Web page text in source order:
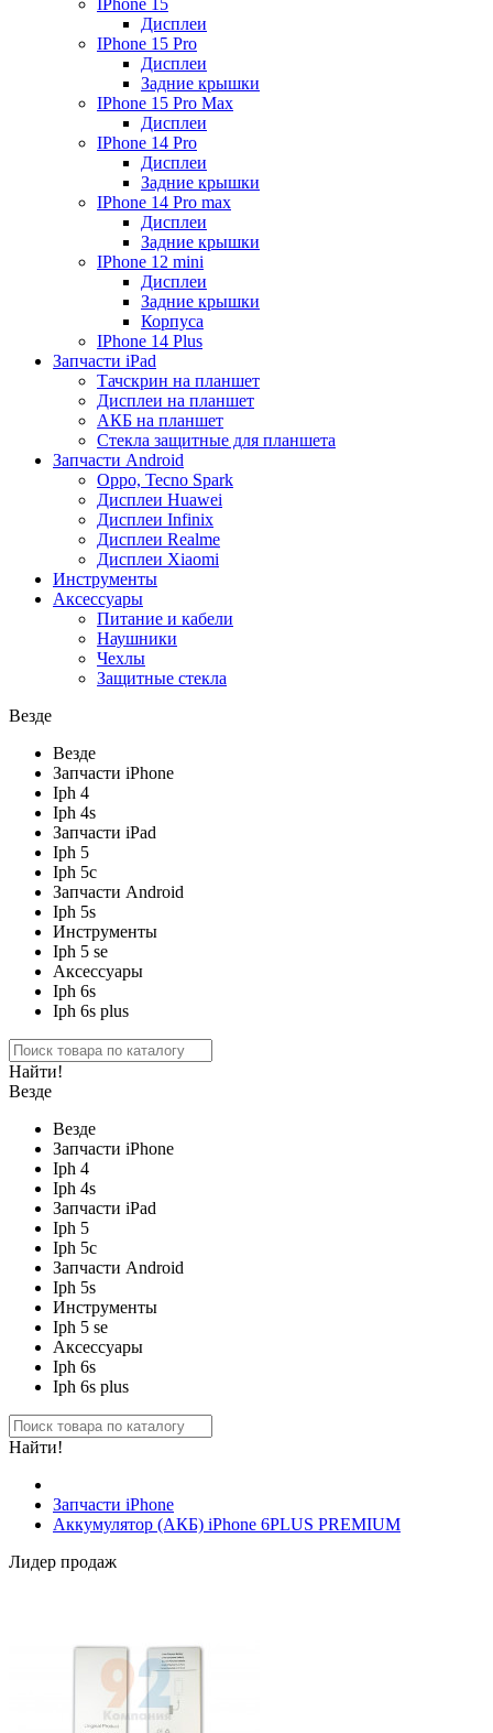
IPhone 15
Дисплеи
IPhone 15 Pro
Дисплеи
Задние крышки
IPhone 15 Pro Max
Дисплеи
IPhone 14 Pro
Дисплеи
Задние крышки
IPhone 14 Pro max
Дисплеи
Задние крышки
IPhone 12 mini
Дисплеи
Задние крышки
Корпуса
IPhone 14 Plus
Запчасти iPad
Тачскрин на планшет
Дисплеи на планшет
АКБ на планшет
Стекла защитные для планшета
Запчасти Android
Oppo, Tecno Spark
Дисплеи Huawei
Дисплеи Infinix
Дисплеи Realme
Дисплеи Xiaomi
Инструменты
Аксессуары
Питание и кабели
Наушники
Чехлы
Защитные стекла
Везде
Везде
Запчасти iPhone
Iph 4
Iph 4s
Запчасти iPad
Iph 5
Iph 5c
Запчасти Android
Iph 5s
Инструменты
Iph 5 se
Аксессуары
Iph 6s
Iph 6s plus
Найти!
Везде
Везде
Запчасти iPhone
Iph 4
Iph 4s
Запчасти iPad
Iph 5
Iph 5c
Запчасти Android
Iph 5s
Инструменты
Iph 5 se
Аксессуары
Iph 6s
Iph 6s plus
Найти!
Запчасти iPhone
Аккумулятор (АКБ) iPhone 6PLUS PREMIUM
Лидер продаж